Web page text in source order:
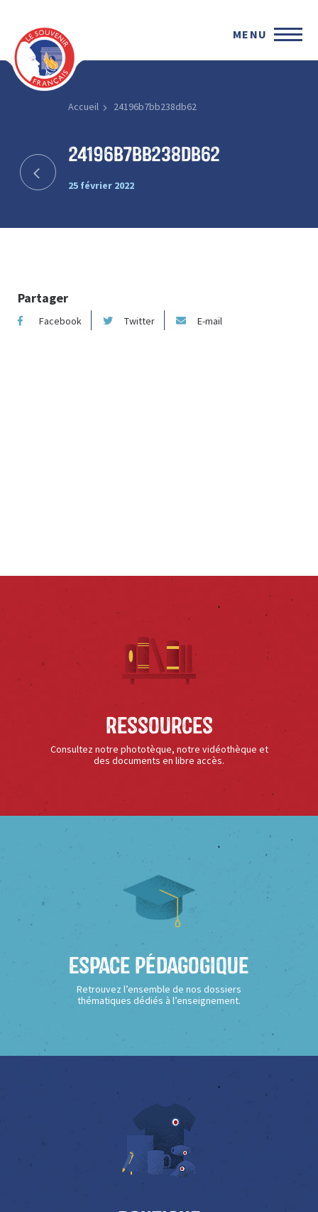
MENU
Accueil 24196b7bb238db62
24196b7bb238db62
25 février 2022
Partager
Facebook Twitter E-mail
Ressources
Consultez notre phototèque, notre vidéothèque et
des documents en libre accès.
Espace Pédagogique
Retrouvez l’ensemble de nos dossiers
thématiques dédiés à l’enseignement.